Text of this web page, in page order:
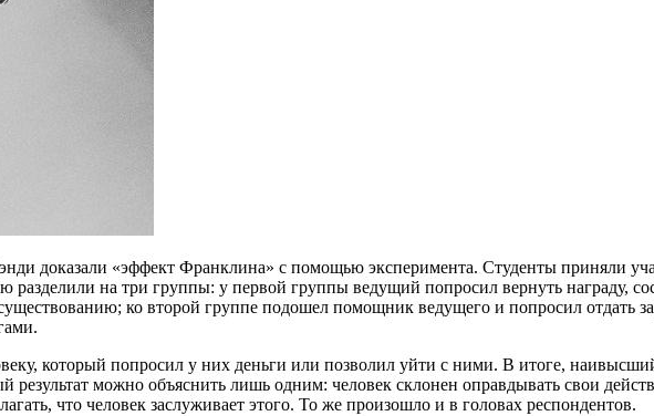
доказали «эффект Франклина» с помощью эксперимента. Студенты приняли
на три группы: у первой группы ведущий попросил вернуть награду,
существованию; ко второй группе подошел помощник ведущего и попросил отдать
который попросил у них деньги или позволил уйти с ними. В итоге,
результат можно объяснить лишь одним: человек склонен оправдывать свои
что человек заслуживает этого. То же произошло и в головах респондентов.